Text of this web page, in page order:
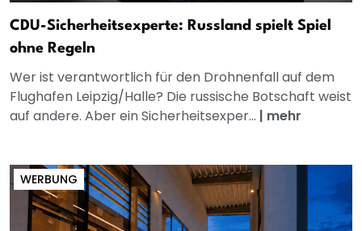
CDU-Sicherheitsexperte: Russland spielt Spiel
ohne Regeln
Wer ist verantwortlich für den Drohnenfall auf dem
Flughafen Leipzig/Halle? Die russische Botschaft weist
auf andere. Aber ein Sicherheitsexper... | mehr
WERBUNG